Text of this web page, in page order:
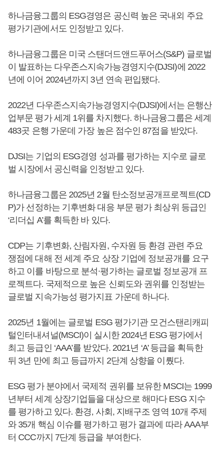
하나금융그룹의 ESG경영은 공신력 높은 국내외 주요
평가기관에서도 인정받고 있다.
하나금융그룹은 미국 스탠더드앤드푸어스(S&P) 글로벌
이 발표하는 다우존스지속가능경영지수(DJSI)에 2022
년에 이어 2024년까지 3년 연속 편입됐다.
2022년 다우존스지속가능경영지수(DJSI)에서는 은행산
업부문 평가 세계 1위를 차지했다. 하나금융그룹은 세계
483곳 은행 가운데 가장 높은 점수인 87점을 받았다.
DJSI는 기업의 ESG경영 성과를 평가하는 지수로 글로
벌 시장에서 공신력을 인정받고 있다.
하나금융그룹은 2025년 2월 탄소정보공개프로젝트(CD
P)가 선정하는 기후변화 대응 부문 평가 최상위 등급인
‘리더십 A’를 획득한 바 있다.
CDP는 기후변화, 산림자원, 수자원 등 환경 관련 주요
쟁점에 대해 전 세계 주요 상장 기업에 정보공개를 요구
하고 이를 바탕으로 분석·평가하는 글로벌 정보공개 프
로젝트다. 국제적으로 높은 신뢰도와 권위를 인정받는
글로벌 지속가능성 평가지표 가운데 하나다.
2025년 1월에는 글로벌 ESG 평가기관 모건스탠리캐피
털인터내셔널(MSCI)이 실시한 2024년 ESG 평가에서
최고 등급인 ‘AAA’를 받았다. 2021년 ‘A’ 등급을 획득한
뒤 3년 만에 최고 등급까지 2단계 상향을 이뤘다.
ESG 평가 분야에서 국제적 권위를 보유한 MSCI는 1999
년부터 세계 상장기업들을 대상으로 해마다 ESG 지수
를 평가하고 있다. 환경, 사회, 지배구조 영역 10개 주제
와 35개 핵심 이슈를 평가하고 평가 결과에 따라 AAA부
터 CCC까지 7단계 등급을 부여한다.